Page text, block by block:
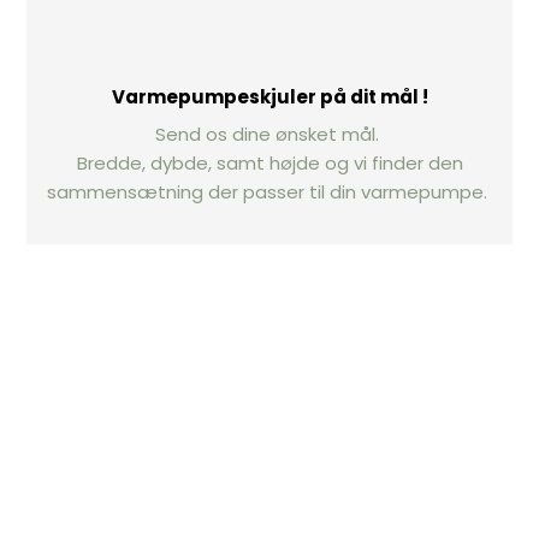
Varmepumpeskjuler på dit mål !
Send os dine ønsket mål.
Bredde, dybde, samt højde og vi finder den
sammensætning der passer til din varmepumpe. ​